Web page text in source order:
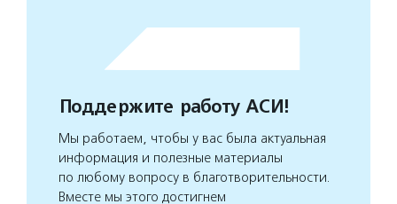
Поддержите работу АСИ!
Мы работаем, чтобы у вас была актуальная
информация и полезные материалы
по любому вопросу в благотворительности.
Вместе мы этого достигнем